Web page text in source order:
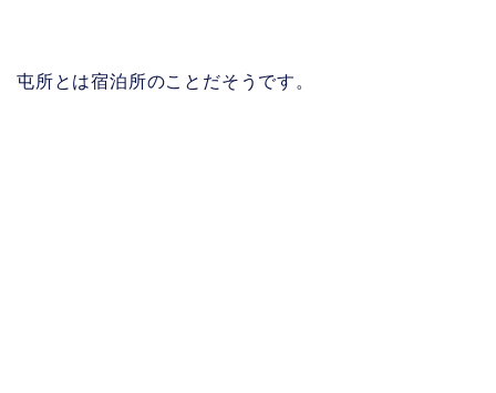
屯所とは宿泊所のことだそうです。